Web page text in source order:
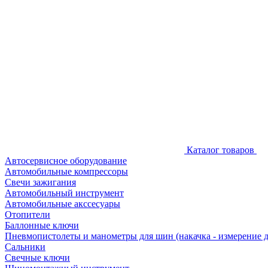
Каталог товаров
Автосервисное оборудование
Автомобильные компрессоры
Свечи зажигания
Автомобильный инструмент
Автомобильные акссесуары
Отопители
Баллонные ключи
Пневмопистолеты и манометры для шин (накачка - измерение
Сальники
Свечные ключи